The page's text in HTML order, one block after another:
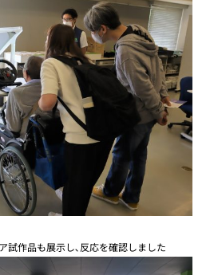
試作品も展示し､反応を確認しました